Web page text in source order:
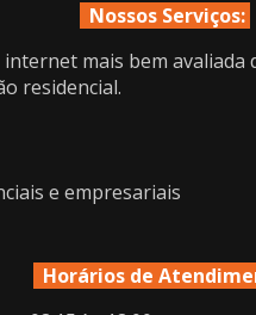
Nossos Serviços:
mais bem avaliada
residencial.
e empresariais
Horários de